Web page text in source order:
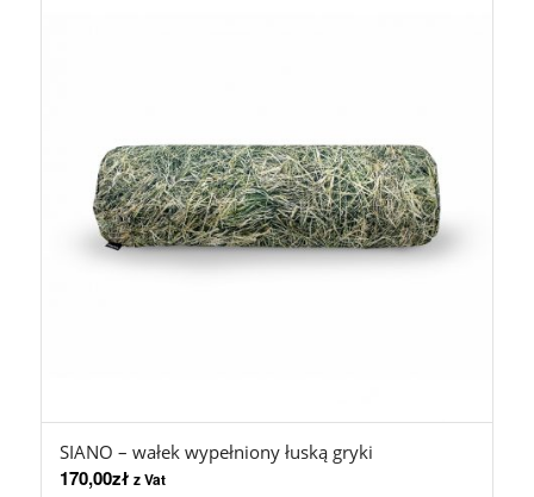
SIANO – wałek wypełniony łuską gryki
170,00zł z Vat